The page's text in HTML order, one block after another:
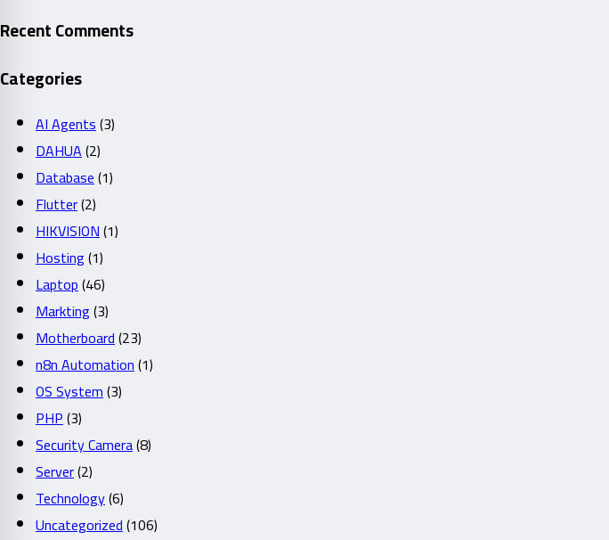
Recent Comments
Categories
AI Agents(3)
DAHUA(2)
Database(1)
Flutter(2)
HIKVISION(1)
Hosting(1)
Laptop(46)
Markting(3)
Motherboard(23)
n8n Automation(1)
OS System(3)
PHP(3)
Security Camera(8)
Server(2)
Technology(6)
Uncategorized(106)